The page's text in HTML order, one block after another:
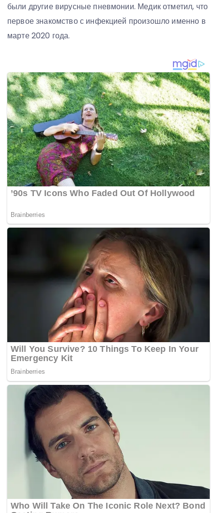
были другие вирусные пневмонии. Медик отметил, что
первое знакомство с инфекцией произошло именно в
марте 2020 года.